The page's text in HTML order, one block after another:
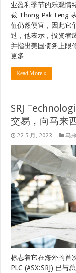
业盈利季节的乐观情
裁 Thong Pak Leng
值仍然便宜，因此它
过，他表示，投资者
并指出美国债务上限
更多
Read More »
SRJ
交易，向马来
22 5 月, 2023 马
标志着它在海外的首
PLC (ASX:SRJ) 已与